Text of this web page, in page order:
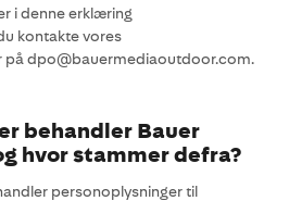
i denne erklæring
kontakte vores
på dpo@bauermediaoutdoor.com.
behandler Bauer
hvor stammer defra?
personoplysninger til